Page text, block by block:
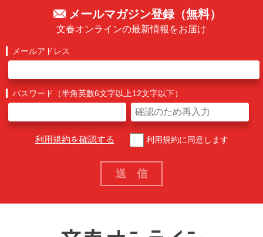
メールマガジン登録（無料）
文春オンラインの最新情報をお届け
メールアドレス
パスワード（半角英数6文字以上12文字以下）
利用規約を確認する 利用規約に同意します